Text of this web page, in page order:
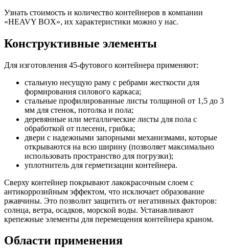
Узнать стоимость и количество контейнеров в компании
«HEAVY BOX», их характеристики можно у нас.
Конструктивные элементы
Для изготовления 45-футового контейнера применяют:
стальную несущую раму с ребрами жесткости для
формирования силового каркаса;
стальные профилированные листы толщиной от 1,5 до 3
мм для стенок, потолка и пола;
деревянные или металлические листы для пола с
обработкой от плесени, грибка;
двери с надежными запорными механизмами, которые
открываются на всю ширину (позволяет максимально
использовать пространство для погрузки);
уплотнитель для герметизации контейнера.
Сверху контейнер покрывают лакокрасочным слоем с
антикоррозийным эффектом, что исключает образование
ржавчины. Это позволит защитить от негативных факторов:
солнца, ветра, осадков, морской воды. Устанавливают
крепежные элементы для перемещения контейнера краном.
Области применения